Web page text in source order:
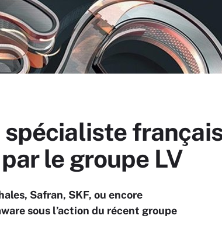
le groupe LV
Safran, SKF, ou encore
sous l’action du récent groupe